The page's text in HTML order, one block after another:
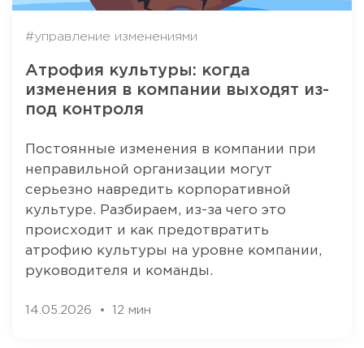
#управление изменениями
Атрофия культуры: когда
изменения в компании выходят из-
под контроля
Постоянные изменения в компании при
неправильной организации могут
серьезно навредить корпоративной
культуре. Разбираем, из-за чего это
происходит и как предотвратить
атрофию культуры на уровне компании,
руководителя и команды.
14.05.2026 12 мин